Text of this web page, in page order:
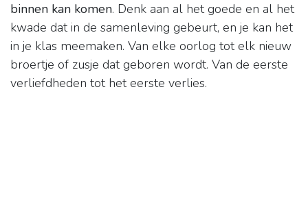
binnen kan komen. Denk aan al het goede en al het
kwade dat in de samenleving gebeurt, en je kan het
in je klas meemaken. Van elke oorlog tot elk nieuw
broertje of zusje dat geboren wordt. Van de eerste
verliefdheden tot het eerste verlies.